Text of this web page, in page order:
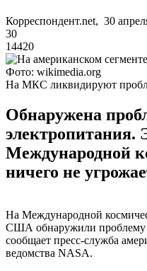
Корреспондент.net, 30
30
14420
Фото: wikimedia.org
На МКС ликвидируют
Обнаружена
электропитания.
Международной
ничего не
На Международной
США обнаружили проблему
сообщает пресс-служба
ведомства NASA.